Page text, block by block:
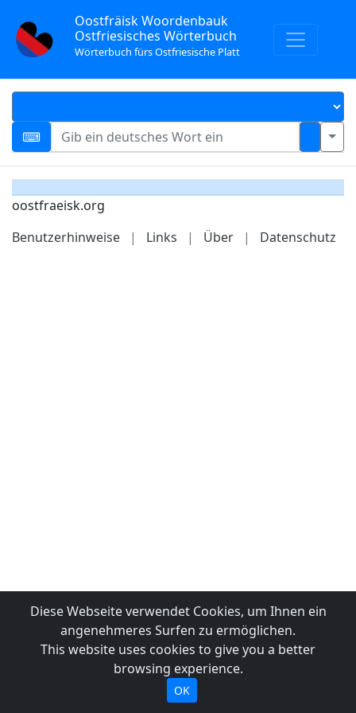
Oostfräisk Woordenbauk
Ostfriesisches Wörterbuch
Wörterbuch fürs Ostfriesische Platt
oostfraeisk.org
Benutzerhinweise
| Links | Über | Datenschutz
Diese Webseite verwendet Cookies, um Ihnen ein
angenehmeres Surfen zu ermöglichen.
This website uses cookies to give you a better
browsing experience.
OK